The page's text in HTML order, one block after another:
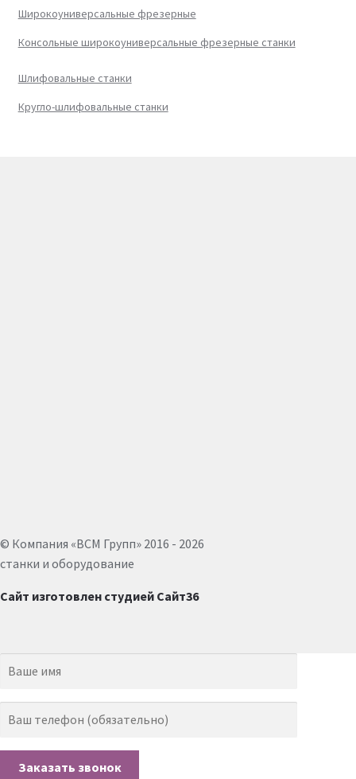
Широкоуниверсальные фрезерные
Консольные широкоуниверсальные фрезерные станки
Шлифовальные станки
Кругло-шлифовальные станки
© Компания «ВСМ Групп» 2016 - 2026
станки и оборудование
Сайт изготовлен студией Сайт36